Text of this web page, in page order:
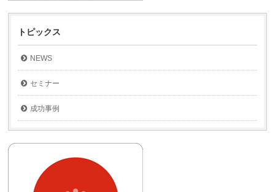
トピックス
NEWS
セミナー
成功事例